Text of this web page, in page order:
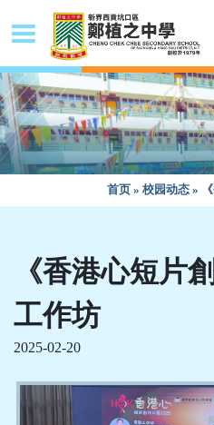
首页 » 校园动态 »
《香港心短片
工作坊
2025-02-20